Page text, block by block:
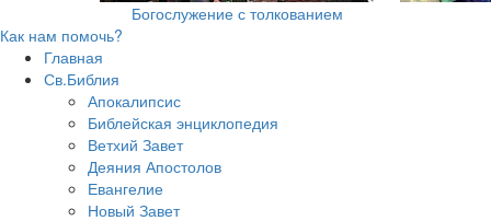
Богослужение с толкованием
Как нам помочь?
Главная
Св.Библия
Апокалипсис
Библейская энциклопедия
Ветхий Завет
Деяния Апостолов
Евангелие
Новый Завет